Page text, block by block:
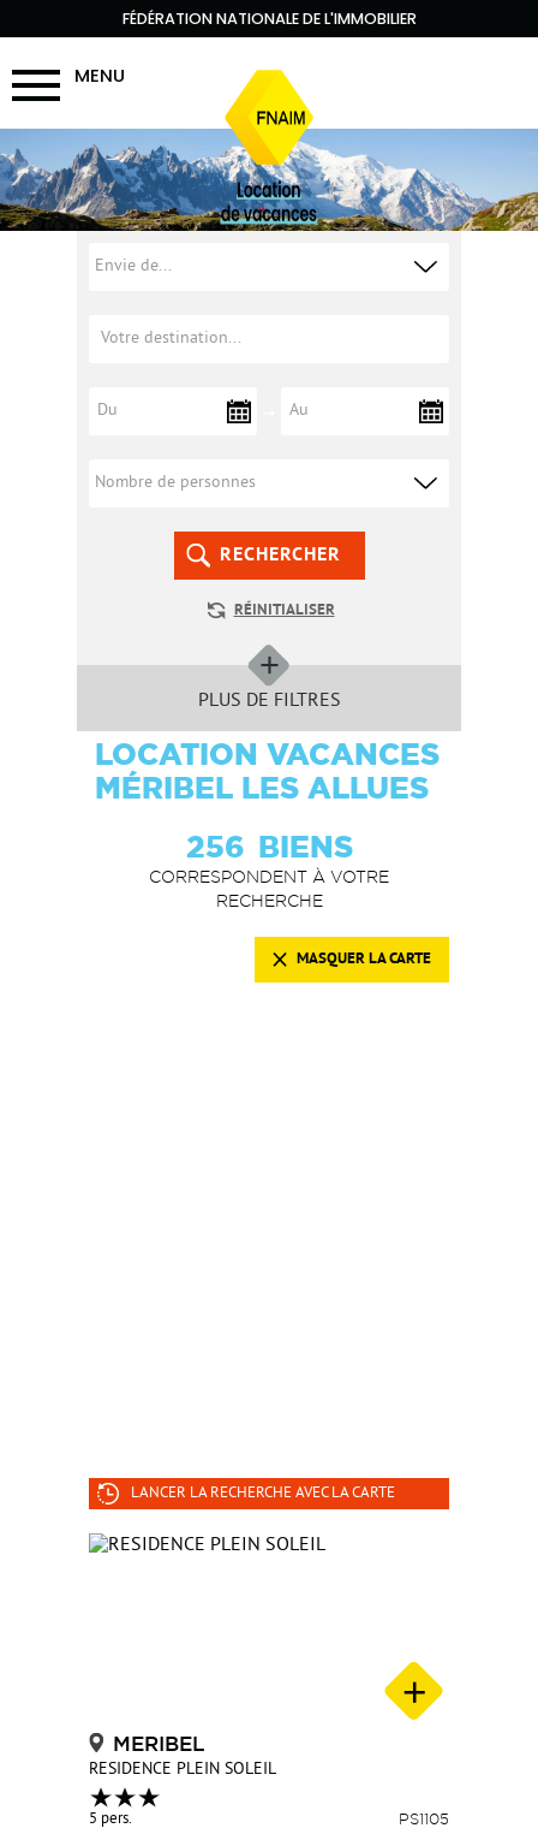
FÉDÉRATION NATIONALE DE L'IMMOBILIER
MENU
RECHERCHER
RÉINITIALISER
PLUS DE FILTRES
LOCATION VACANCES
MÉRIBEL LES ALLUES
256 BIENS
CORRESPONDENT À VOTRE
RECHERCHE
MASQUER LA CARTE
LANCER LA RECHERCHE AVEC LA CARTE
MERIBEL
RESIDENCE PLEIN SOLEIL
5 pers. PS1105